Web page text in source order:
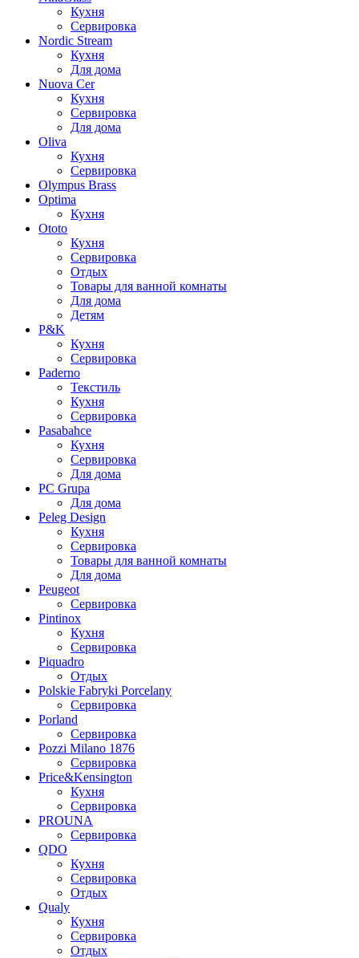
Кухня
Сервировка
Nordic Stream
Кухня
Для дома
Nuova Cer
Кухня
Сервировка
Для дома
Oliva
Кухня
Сервировка
Olympus Brass
Optima
Кухня
Ototo
Кухня
Сервировка
Отдых
Товары для ванной комнаты
Для дома
Детям
P&K
Кухня
Сервировка
Paderno
Текстиль
Кухня
Сервировка
Pasabahce
Кухня
Сервировка
Для дома
PC Grupa
Для дома
Peleg Design
Кухня
Сервировка
Товары для ванной комнаты
Для дома
Peugeot
Сервировка
Pintinox
Кухня
Сервировка
Piquadro
Отдых
Polskie Fabryki Porcelany
Сервировка
Porland
Сервировка
Pozzi Milano 1876
Сервировка
Price&Kensington
Кухня
Сервировка
PROUNA
Сервировка
QDO
Кухня
Сервировка
Отдых
Qualy
Кухня
Сервировка
Отдых